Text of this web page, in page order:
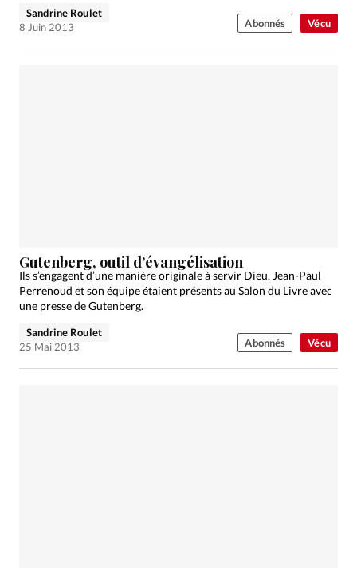
Vécu
Sandrine Roulet
8 Juin 2013
Abonnés
Vécu
Gutenberg, outil d’évangélisation
Ils s’engagent d’une manière originale à servir Dieu. Jean-Paul
Perrenoud et son équipe étaient présents au Salon du Livre avec
une presse de Gutenberg.
Sandrine Roulet
25 Mai 2013
Abonnés